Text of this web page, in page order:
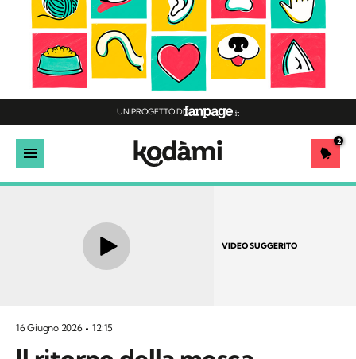
UN PROGETTO DI
2
VIDEO SUGGERITO
16 Giugno 2026 12:15